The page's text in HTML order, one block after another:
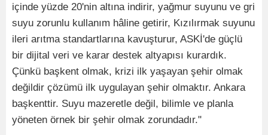
içinde yüzde 20'nin altına indirir, yağmur suyunu ve gri
suyu zorunlu kullanım hâline getirir, Kızılırmak suyunu
ileri arıtma standartlarına kavuşturur, ASKİ'de güçlü
bir dijital veri ve karar destek altyapısı kurardık.
Çünkü başkent olmak, krizi ilk yaşayan şehir olmak
değildir çözümü ilk uygulayan şehir olmaktır. Ankara
başkenttir. Suyu mazeretle değil, bilimle ve planla
yöneten örnek bir şehir olmak zorundadır."